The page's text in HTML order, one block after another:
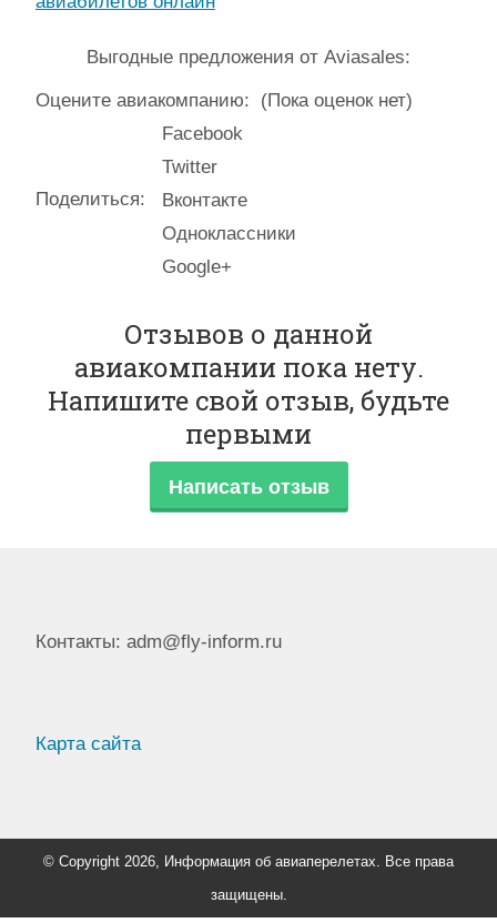
Выгодные предложения от Aviasales:
Оцените авиакомпанию: (Пока оценок нет)
Поделиться:
Facebook
Twitter
Вконтакте
Одноклассники
Google+
Отзывов о данной
авиакомпании пока нету.
Напишите свой отзыв, будьте
первыми
Написать отзыв
Контакты: adm@fly-inform.ru
Карта сайта
© Copyright 2026, Информация об авиаперелетах. Все права
защищены.